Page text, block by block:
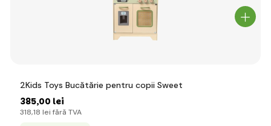
2Kids Toys Bucătărie pentru copii Sweet
385,00 lei
318,18 lei fără TVA